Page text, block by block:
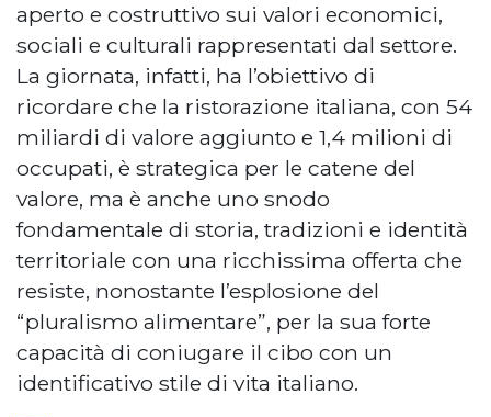
aperto e costruttivo sui valori economici,
sociali e culturali rappresentati dal settore.
La giornata, infatti, ha l’obiettivo di
ricordare che la ristorazione italiana, con 54
miliardi di valore aggiunto e 1,4 milioni di
occupati, è strategica per le catene del
valore, ma è anche uno snodo
fondamentale di storia, tradizioni e identità
territoriale con una ricchissima offerta che
resiste, nonostante l’esplosione del
“pluralismo alimentare”, per la sua forte
capacità di coniugare il cibo con un
identificativo stile di vita italiano.